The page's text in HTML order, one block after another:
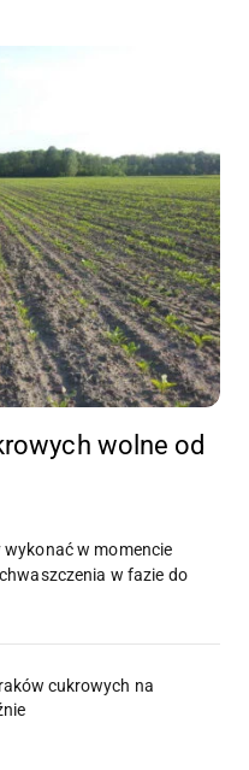
wolne od
wykonać w momencie
w fazie do
cukrowych na